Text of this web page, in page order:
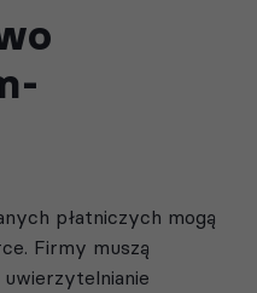
płatniczych mogą
Firmy muszą